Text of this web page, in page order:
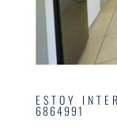
ESTOY
6864991